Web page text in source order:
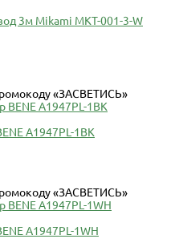
3м Mikami MKT-001-3-W
«ЗАСВЕТИСЬ»
A1947PL-1BK
«ЗАСВЕТИСЬ»
A1947PL-1WH